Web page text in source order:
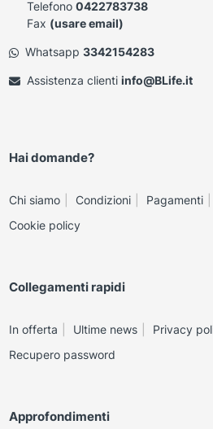
Telefono 0422783738
Fax (usare email)
Whatsapp 3342154283
Assistenza clienti info@BLife.it
Hai domande?
Chi siamo Condizioni Pagamenti
Cookie policy
Collegamenti rapidi
In offerta Ultime news Privacy
Recupero password
Approfondimenti